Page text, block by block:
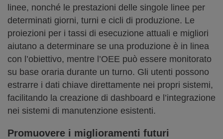
linee, nonché le prestazioni delle singole linee per
determinati giorni, turni e cicli di produzione. Le
proiezioni per i tassi di esecuzione attuali e migliori
aiutano a determinare se una produzione è in linea
con l’obiettivo, mentre l’OEE può essere monitorato
su base oraria durante un turno. Gli utenti possono
estrarre i dati chiave direttamente nei propri sistemi,
facilitando la creazione di dashboard e l’integrazione
nei sistemi di manutenzione esistenti.
Promuovere i miglioramenti futuri